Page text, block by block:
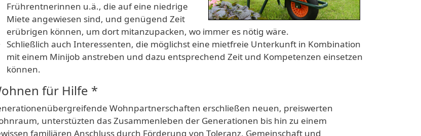
Frührentnerinnen u.ä., die auf eine niedrige
Miete angewiesen sind, und genügend Zeit
erübrigen können, um dort mitanzupacken, wo immer es nötig wäre.
Schließlich auch Interessenten, die möglichst eine mietfreie Unterkunft in Kombination
mit einem Minijob anstreben und dazu entsprechend Zeit und Kompetenzen einsetzen
können.
für Hilfe *
Wohnpartnerschaften erschließen neuen, preiswerten
unterstüzten das Zusammenleben der Generationen bis hin zu einem
familiären Anschluss durch Förderung von Toleranz, Gemeinschaft und